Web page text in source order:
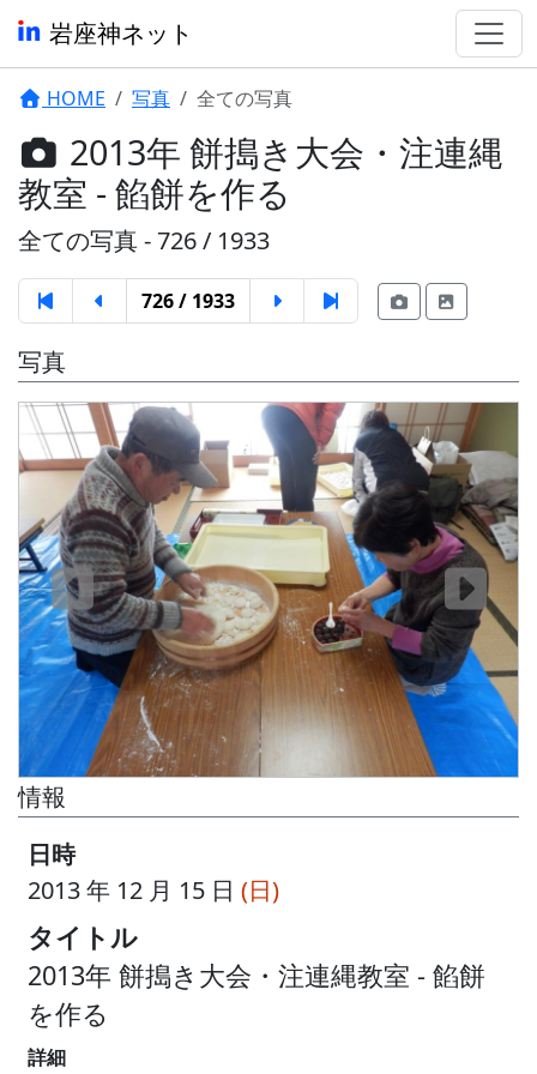
岩座神ネット
HOME 写真 全ての写真
2013年 餅搗き大会・注連縄
教室 - 餡餅を作る
全ての写真 - 726 / 1933
726 / 1933
写真
情報
日時
2013 年 12 月 15 日 (日)
タイトル
2013年 餅搗き大会・注連縄教室 - 餡餅
を作る
詳細